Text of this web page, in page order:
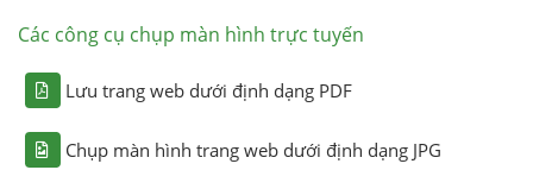
Các công cụ chụp màn hình trực tuyến
Lưu trang web dưới định dạng PDF
Chụp màn hình trang web dưới định dạng JPG